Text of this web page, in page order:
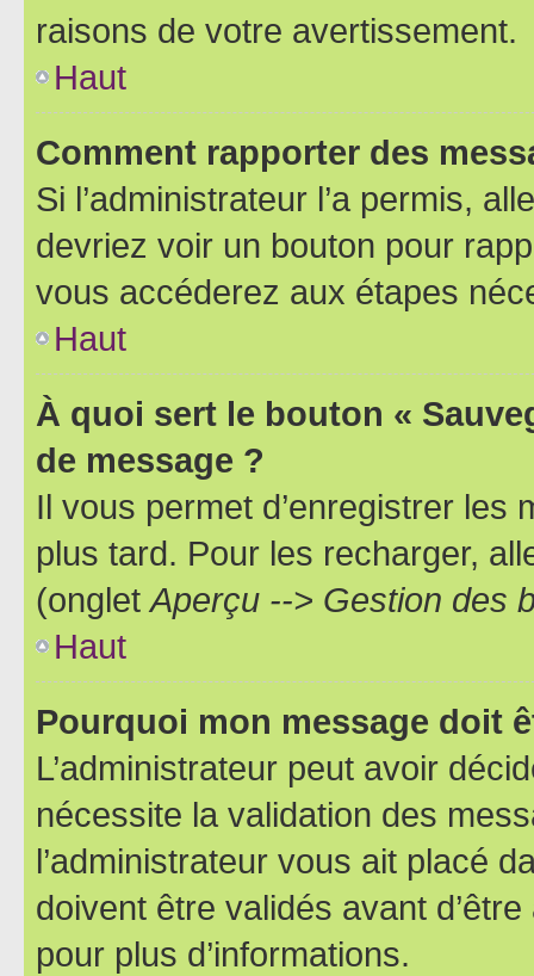
raisons de votre avertissement.
Haut
Comment rapporter des
Si l’administrateur l’a permis,
devriez voir un bouton pour
vous accéderez aux étapes
Haut
À quoi sert le bouton «
de message ?
Il vous permet d’enregistrer
plus tard. Pour les recharger,
(ongletAperçu --> Gestion des
Haut
Pourquoi mon message doit
L’administrateur peut avoir
nécessite la validation des
l’administrateur vous ait placé
doivent être validés avant
pour plus d’informations.